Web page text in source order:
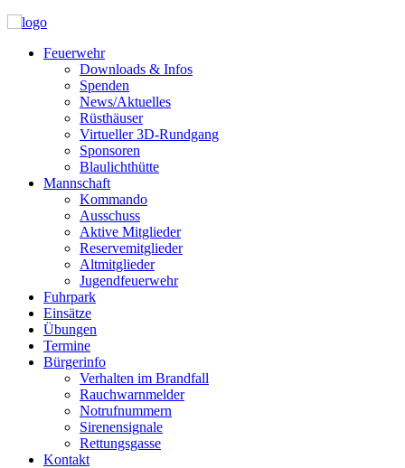
Feuerwehr
Downloads & Infos
Spenden
News/Aktuelles
Rüsthäuser
Virtueller 3D-Rundgang
Sponsoren
Blaulichthütte
Mannschaft
Kommando
Ausschuss
Aktive Mitglieder
Reservemitglieder
Altmitglieder
Jugendfeuerwehr
Fuhrpark
Einsätze
Übungen
Termine
Bürgerinfo
Verhalten im Brandfall
Rauchwarnmelder
Notrufnummern
Sirenensignale
Rettungsgasse
Kontakt